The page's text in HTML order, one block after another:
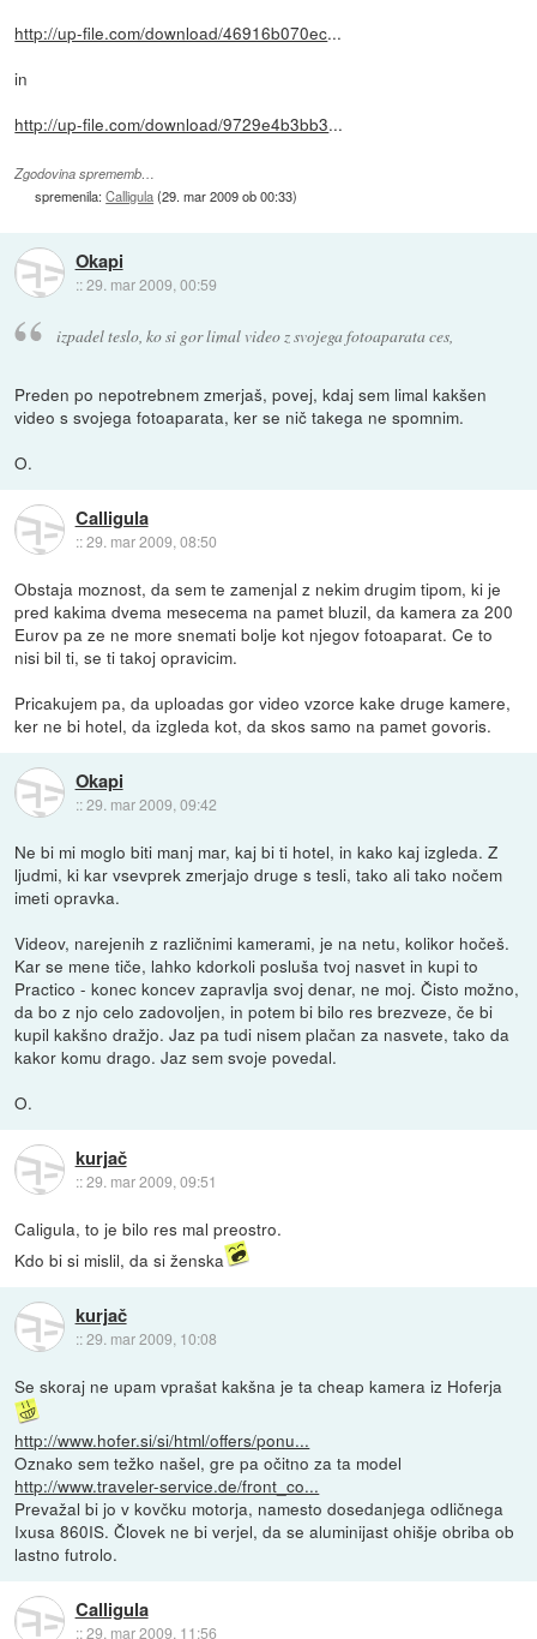
http://up-file.com/download/46916b070ec...
in
http://up-file.com/download/9729e4b3bb3...
Zgodovina sprememb…
spremenila:Calligula(29. mar 2009 ob 00:33)
Okapi
::29. mar 2009, 00:59
izpadel teslo, ko si gor limal video z svojega fotoaparata ces,
Preden po nepotrebnem zmerjaš, povej, kdaj sem limal kakšen
video s svojega fotoaparata, ker se nič takega ne spomnim.
O.
Calligula
::29. mar 2009, 08:50
Obstaja moznost, da sem te zamenjal z nekim drugim tipom, ki je
pred kakima dvema mesecema na pamet bluzil, da kamera za 200
Eurov pa ze ne more snemati bolje kot njegov fotoaparat. Ce to
nisi bil ti, se ti takoj opravicim.
Pricakujem pa, da uploadas gor video vzorce kake druge kamere,
ker ne bi hotel, da izgleda kot, da skos samo na pamet govoris.
Okapi
::29. mar 2009, 09:42
Ne bi mi moglo biti manj mar, kaj bi ti hotel, in kako kaj izgleda. Z
ljudmi, ki kar vsevprek zmerjajo druge s tesli, tako ali tako nočem
imeti opravka.
Videov, narejenih z različnimi kamerami, je na netu, kolikor hočeš.
Kar se mene tiče, lahko kdorkoli posluša tvoj nasvet in kupi to
Practico - konec koncev zapravlja svoj denar, ne moj. Čisto možno,
da bo z njo celo zadovoljen, in potem bi bilo res brezveze, če bi
kupil kakšno dražjo. Jaz pa tudi nisem plačan za nasvete, tako da
kakor komu drago. Jaz sem svoje povedal.
O.
kurjač
::29. mar 2009, 09:51
Caligula, to je bilo res mal preostro.
Kdo bi si mislil, da si ženska
kurjač
::29. mar 2009, 10:08
Se skoraj ne upam vprašat kakšna je ta cheap kamera iz Hoferja
http://www.hofer.si/si/html/offers/ponu...
Oznako sem težko našel, gre pa očitno za ta model
http://www.traveler-service.de/front_co...
Prevažal bi jo v kovčku motorja, namesto dosedanjega odličnega
Ixusa 860IS. Človek ne bi verjel, da se aluminijast ohišje obriba ob
lastno futrolo.
Calligula
::29. mar 2009, 11:56